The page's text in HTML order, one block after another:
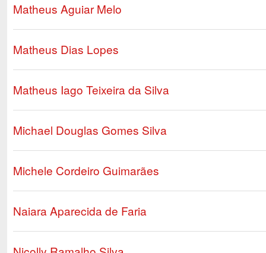
Matheus Aguiar Melo
Matheus Dias Lopes
Matheus Iago Teixeira da Silva
Michael Douglas Gomes Silva
Michele Cordeiro Guimarães
Naiara Aparecida de Faria